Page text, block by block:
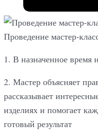
Проведение мастер-
1. В назначенное время
2. Мастер объясняет
рассказывает
изделиях и помогает
готовый результат